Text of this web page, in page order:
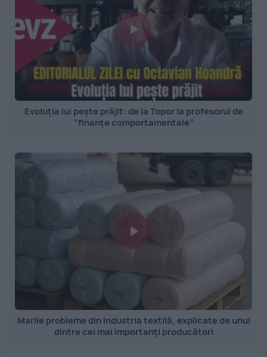
Evoluția lui pește prăjit: de la Topor la profesorul de
”finanțe comportamentale”
Marile probleme din industria textilă, explicate de unul
dintre cei mai importanți producători